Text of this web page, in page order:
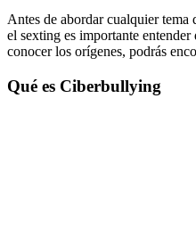
Antes de abordar cualquier
el sexting es importante
conocer los orígenes, podrás
Qué es Ciberbullying